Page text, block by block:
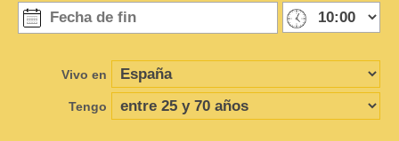
Vivo en
Tengo